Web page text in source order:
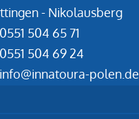
- Nikolausberg
0551 504 65 71
0551 504 69 24
info@innatoura-polen.de